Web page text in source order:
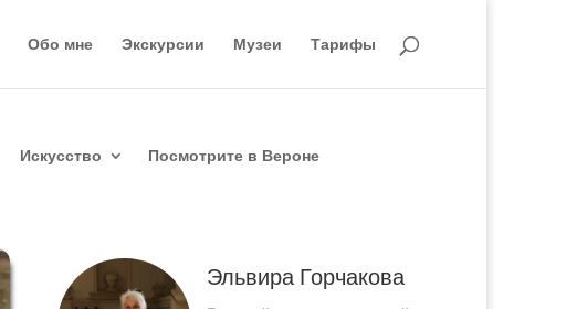
Обо мне Экскурсии Музеи Тарифы
Искусство Посмотрите в Вероне
Эльвира Горчакова